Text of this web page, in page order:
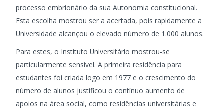
processo embrionário da sua Autonomia constitucional.
Esta escolha mostrou ser a acertada, pois rapidamente a
Universidade alcançou o elevado número de 1.000 alunos.
Para estes, o Instituto Universitário mostrou-se
particularmente sensível. A primeira residência para
estudantes foi criada logo em 1977 e o crescimento do
número de alunos justificou o contínuo aumento de
apoios na área social, como residências universitárias e